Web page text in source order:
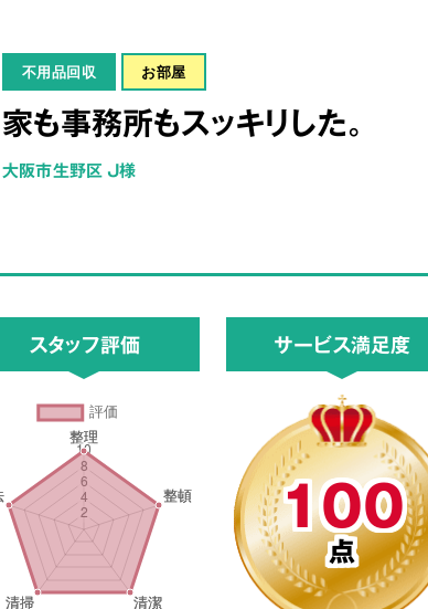
不用品回収 お部屋
家も事務所もスッキリした。
大阪市生野区 J様
スタッフ評価 サービス満足度
100
点